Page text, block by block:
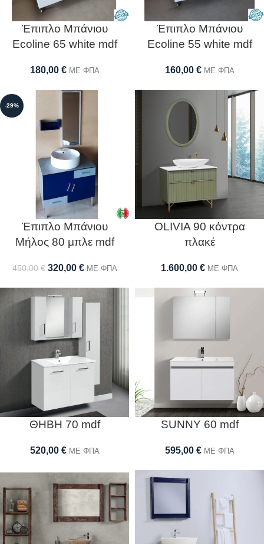
Έπιπλο Μπάνιου
Ecoline 65 white mdf
180,00 € ΜΕ ΦΠΑ
Έπιπλο Μπάνιου
Ecoline 55 white mdf
160,00 € ΜΕ ΦΠΑ
-29%
Έπιπλο Μπάνιου
Μήλος 80 μπλε mdf
450,00€ 320,00 € ΜΕ ΦΠΑ
OLIVIA 90 κόντρα
πλακέ
1.600,00 € ΜΕ ΦΠΑ
ΘΗΒΗ 70 mdf
520,00 € ΜΕ ΦΠΑ
SUNNY 60 mdf
595,00 € ΜΕ ΦΠΑ